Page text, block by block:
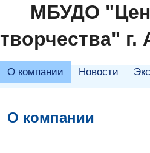
МБУДО
творчества" г.
О компании Новости
О компании